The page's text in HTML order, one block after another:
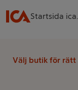
Startsida
Välj butik för rätt